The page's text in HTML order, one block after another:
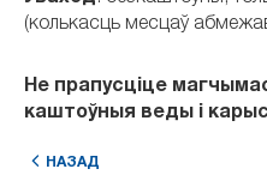
(колькасць месцаў
Не прапусціце
каштоўныя веды і
НАЗАД